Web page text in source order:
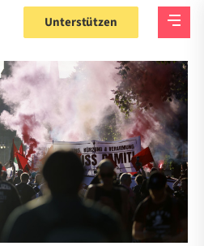
Unterstützen